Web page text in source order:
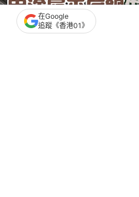
撰文：程朗天
在Google
追蹤《香港01》